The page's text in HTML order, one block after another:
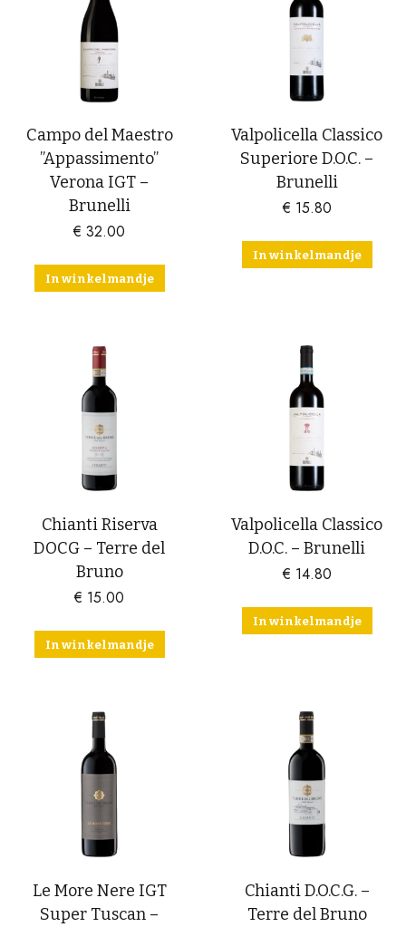
Campo del Maestro
”Appassimento”
Verona IGT –
Brunelli
€ 32.00
In winkelmandje
Valpolicella Classico
Superiore D.O.C. –
Brunelli
€ 15.80
In winkelmandje
Chianti Riserva
DOCG – Terre del
Bruno
€ 15.00
In winkelmandje
Valpolicella Classico
D.O.C. – Brunelli
€ 14.80
In winkelmandje
Le More Nere IGT
Super Tuscan –
Chianti D.O.C.G. –
Terre del Bruno